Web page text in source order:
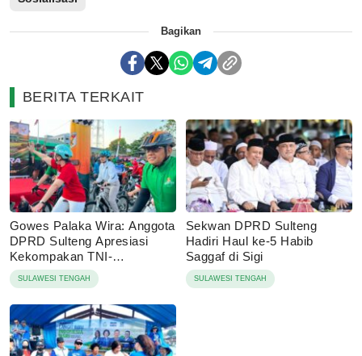
Bagikan
BERITA TERKAIT
Gowes Palaka Wira: Anggota
DPRD Sulteng Apresiasi
Kekompakan TNI-
Masyarakat
SULAWESI TENGAH
Sekwan DPRD Sulteng
Hadiri Haul ke-5 Habib
Saggaf di Sigi
SULAWESI TENGAH